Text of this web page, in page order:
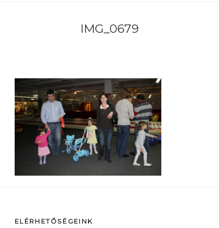
IMG_0679
ELÉRHETŐSÉGEINK